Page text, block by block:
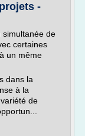
-
simultanée de
certaines
un même
dans la
à la
de